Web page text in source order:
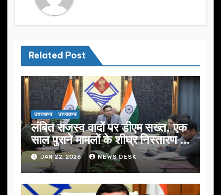
Related Post
उत्तराखण्ड उत्तराखण्ड
लंबित राजस्व वादों पर डीएम सख्त, एक
साल पुराने मामलों के शीघ्र निस्तारण के
आदेश…
JAN 22, 2026 NEWS DESK